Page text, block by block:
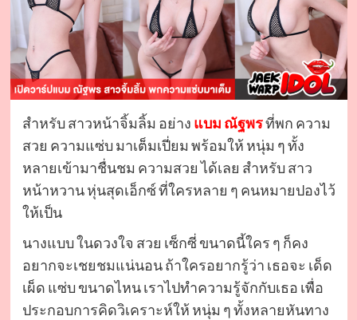
สำหรับ สาวหน้าจิ้มลิ้ม อย่าง แบม ณัฐพรที่พก ความ
สวย ความแซ่บ มาเต็มเปี่ยม พร้อมให้ หนุ่ม ๆ ทั้ง
หลายเข้ามาชื่นชม ความสวย ได้เลย สำหรับ สาว
หน้าหวาน หุ่นสุดเอ็กซ์ ที่ใครหลาย ๆ คนหมายปองไว้
ให้เป็น
นางแบบ ในดวงใจ สวย เซ็กซี่ ขนาดนี้ใคร ๆ ก็คง
อยากจะเชยชมแน่นอน ถ้าใครอยากรู้ว่า เธอจะ เด็ด
เผ็ด แซ่บ ขนาดไหน เราไปทำความรู้จักกับเธอ เพื่อ
ประกอบการคิดวิเคราะห์ให้ หนุ่ม ๆ ทั้งหลายหันทาง